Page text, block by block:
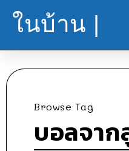
ในบ้าน |
Browse Tag
บอลจาก